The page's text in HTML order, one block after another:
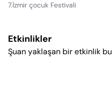
7.İzmir çocuk Festivali
Etkinlikler
Şuan yaklaşan bir etkinlik